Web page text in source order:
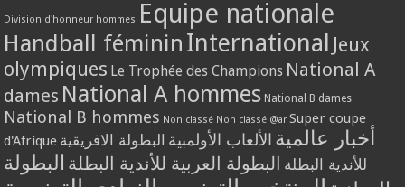
Division d'honneur hommes Equipe nationale
Handball féminin International Jeux
olympiques Le Trophée des Champions National A
dames National A hommes National B dames
National B hommes Non classé Non classé @ar Super coupe
d'Afrique
أخبار عالمية الألعاب الأولمبية البطولة الافريقية
للأندية البطلة البطولة العربية للأندية البطلة البطولة